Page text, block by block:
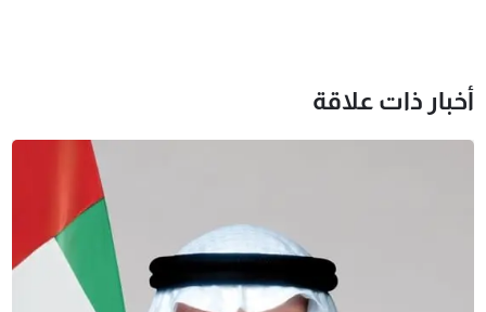
أخبار ذات علاقة